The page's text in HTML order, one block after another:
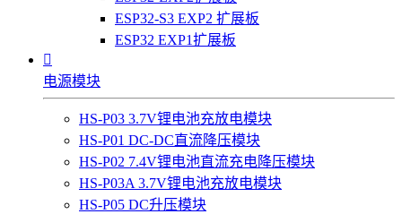
ESP32-S3 EXP2 扩展板
ESP32 EXP1扩展板

电源模块
HS-P03 3.7V锂电池充放电模块
HS-P01 DC-DC直流降压模块
HS-P02 7.4V锂电池直流充电降压模块
HS-P03A 3.7V锂电池充放电模块
HS-P05 DC升压模块